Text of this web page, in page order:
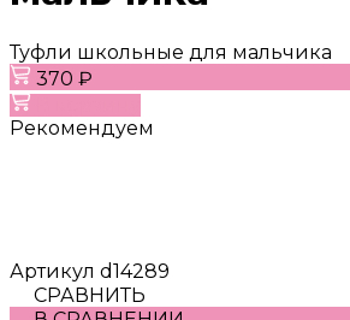
Туфли школьные для мальчика
370 ₽
Рекомендуем
Артикул d14289
СРАВНИТЬ